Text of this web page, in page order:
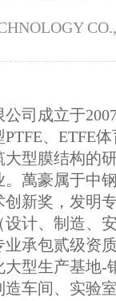
司成立于
、ETFE
型膜结构的
萬豪属于中
新奖，发明
计、制造、
承包贰级资
型生产基地-
车间、实验